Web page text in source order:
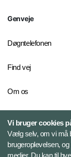
Genveje
Døgntelefonen
Find vej
Om os
Følg Veterancentret
Vi bruger cookies
Vælg selv, om vi må
brugeroplevelsen,
medier. Du kan til